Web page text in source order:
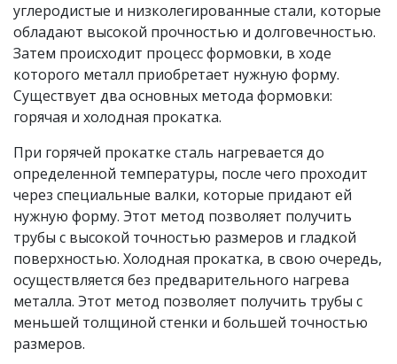
Труба
алюминиевая 1561
50х4 ГОСТ 18482-
2018
2018
Труба
алюминиевая 1561
55х3 ГОСТ 18482-
2018
2018
Труба
алюминиевая 1561
55х5 ГОСТ 18482-
2018
426
ГОСТ
18482-
2018
Труба
алюминиевая 1915
22х3 ГОСТ 18482-79
ГОСТ
18482-79
углеродистые и низколегированные стали, которые
обладают высокой прочностью и долговечностью.
Затем происходит процесс формовки, в ходе
которого металл приобретает нужную форму.
Существует два основных метода формовки:
горячая и холодная прокатка.
При горячей прокатке сталь нагревается до
определенной температуры, после чего проходит
через специальные валки, которые придают ей
нужную форму. Этот метод позволяет получить
трубы с высокой точностью размеров и гладкой
поверхностью. Холодная прокатка, в свою очередь,
осуществляется без предварительного нагрева
металла. Этот метод позволяет получить трубы с
меньшей толщиной стенки и большей точностью
размеров.